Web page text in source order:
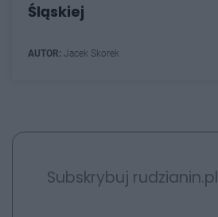
Śląskiej
AUTOR: Jacek Skorek
Subskrybuj rudzianin.pl